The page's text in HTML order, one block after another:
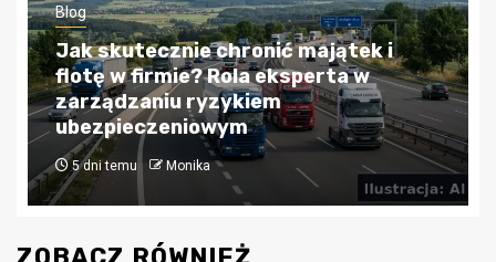
Blog
Kredyty hipoteczne w Krakowie:
Przewodnik po bezpiecznym
finansowaniu nieruchomości
4 tygodnie temu Monika